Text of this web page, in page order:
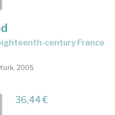
century France
2005
36,44 €